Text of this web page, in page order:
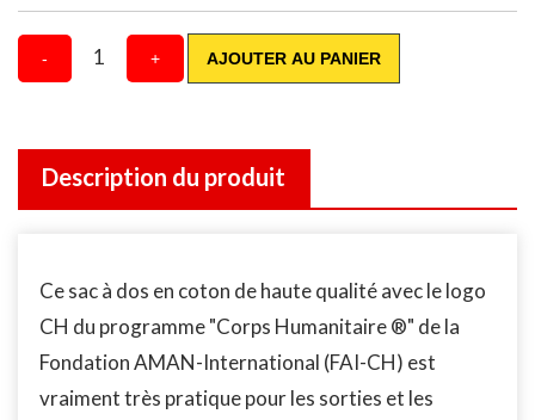
- 1 + AJOUTER AU PANIER
Description du produit
Ce sac à dos en coton de haute qualité avec le logo
CH du programme "Corps Humanitaire ®" de la
Fondation AMAN-International (FAI-CH) est
vraiment très pratique pour les sorties et les